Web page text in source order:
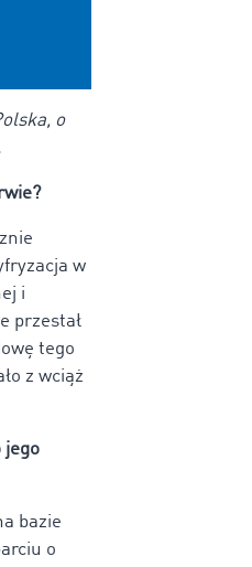
o
w
i
przestał
tego
z wciąż
jego
bazie
o